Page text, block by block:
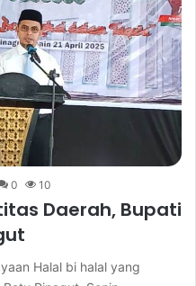
0 10
Daerah, Bupati
Halal bi halal yang